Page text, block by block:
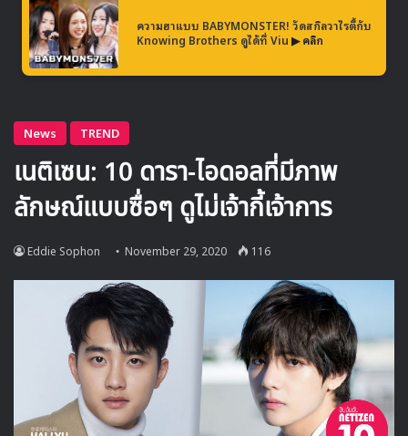
ความฮาแบบ BABYMONSTER! วัดสกิลวาไรตี้กับ
Knowing Brothers ดูได้ที่ Viu ▶ คลิก